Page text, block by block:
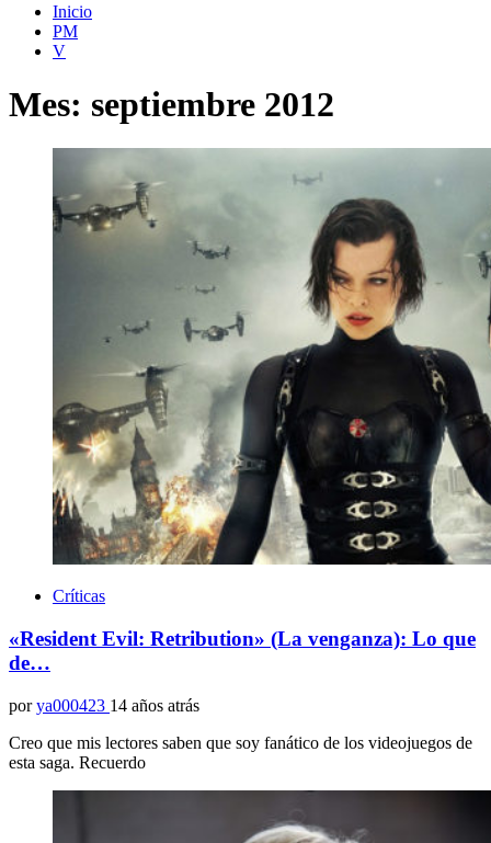
Inicio
PM
V
Mes: septiembre 2012
Críticas
«Resident Evil: Retribution» (La venganza): Lo que
de…
por ya000423 14 años atrás
Creo que mis lectores saben que soy fanático de los videojuegos de
esta saga. Recuerdo